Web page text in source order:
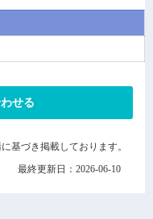
せる
基づき掲載しております。
最終更新日：2026-06-10